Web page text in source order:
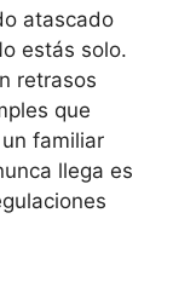
atascado
estás solo.
retrasos
que
familiar
llega es